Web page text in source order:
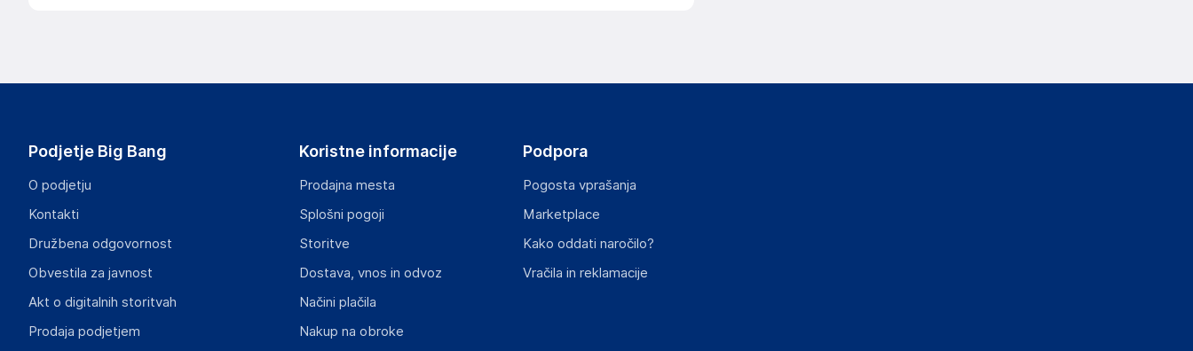
Podjetje Big Bang
O podjetju
Kontakti
Družbena odgovornost
Obvestila za javnost
Akt o digitalnih storitvah
Prodaja podjetjem
Koristne informacije
Prodajna mesta
Splošni pogoji
Storitve
Dostava, vnos in odvoz
Načini plačila
Nakup na obroke
Podpora
Pogosta vprašanja
Marketplace
Kako oddati naročilo?
Vračila in reklamacije